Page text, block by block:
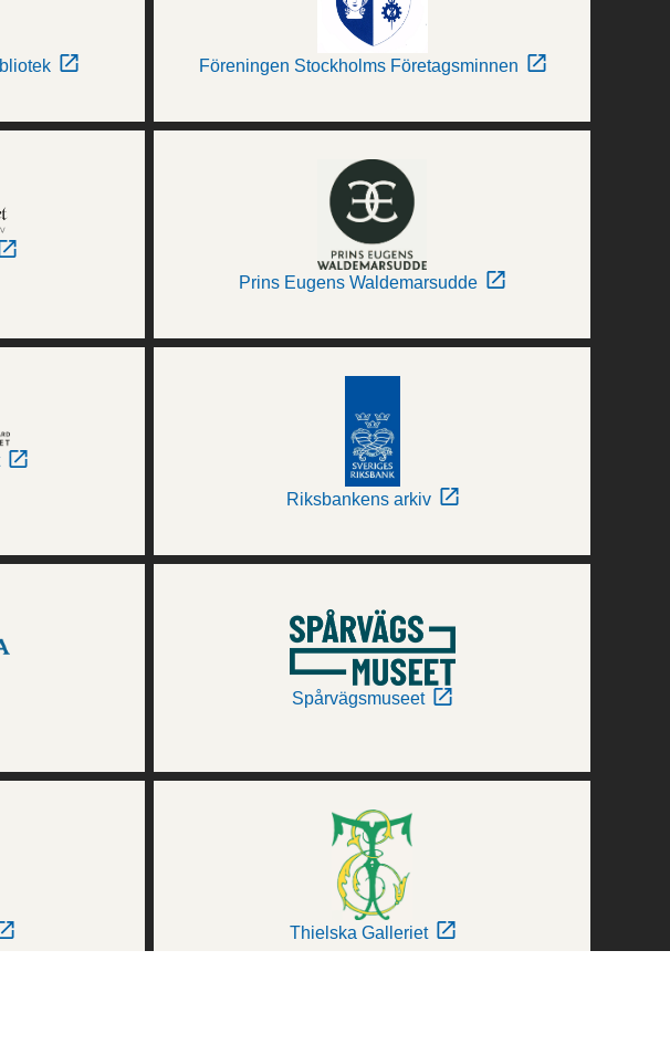
Föreningen Stockholms Företagsminnen
Prins Eugens Waldemarsudde
Riksbankens arkiv
Spårvägsmuseet
Thielska Galleriet